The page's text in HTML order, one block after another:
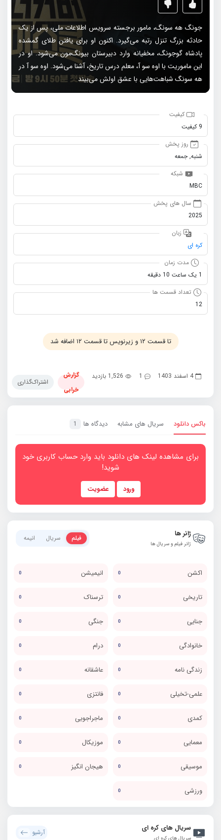
جونگ هه سونگ، مامور برجسته سرویس اطلاعات ملی، پس از یک
حادثه بزرگ تنزل رتبه می‌گیرد. اکنون او برای یافتن طلای گمشده
پادشاه گوجونگ، مخفیانه وارد دبیرستان بیونگ‌مون می‌شود. او در
این ماموریت با اوه سو آ، معلم درس تاریخ، آشنا می‌شود. اوه سو آ در
هه سونگ شباهت‌هایی با عشق اولش می‌بیند
کیفیت
9 کیفیت
روز پخش
شنبه, جمعه
شبکه
MBC
سال های پخش
2025
زبان
کره ای
مدت زمان
1 یک ساعت 10 دقیقه
تعداد قسمت ها
12
تا قسمت ۱۲ و زیرنویس تا قسمت ۱۲ اضافه شد
4 اسفند 1403 1 1,526 بازدید
گزارش
خرابی
اشتراک‌گذاری
باکس دانلود سریال های مشابه دیدگاه ها 1
برای مشاهده لینک های دانلود باید وارد حساب کاربری خود
شوید!
ورود عضویت
ژانر ها
ژانر فیلم و سریال ها
فیلم سریال انیمه
اکشن 0 انیمیشن 0
تاریخی 0 ترسناک 0
جنایی 0 جنگی 0
خانوادگی 0 درام 0
زندگی نامه 0 عاشقانه 0
علمی-تخیلی 0 فانتزی 0
کمدی 0 ماجراجویی 0
معمایی 0 موزیکال 0
موسیقی 0 هیجان انگیز 0
ورزشی 0
سریال های کره ای
سریال های کره ای
آرشیو